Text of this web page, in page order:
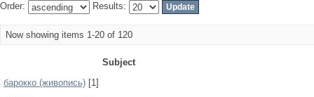
Order: Results:
Now showing items 1-20 of 120
Subject
барокко (живопись) [1]